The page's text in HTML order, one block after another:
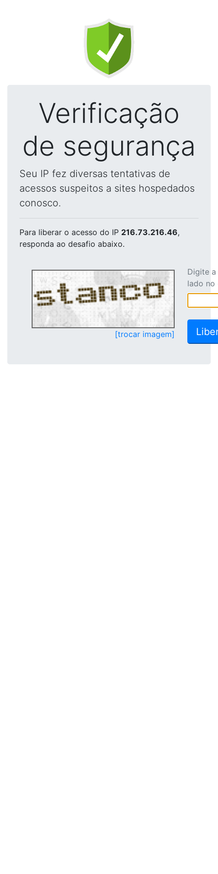
Verificação
de segurança
Seu IP fez diversas tentativas de
acessos suspeitos a sites hospedados
conosco.
Para liberar o acesso do IP 216.73.216.46,
responda ao desafio abaixo.
[trocar imagem]
Digite
lado no